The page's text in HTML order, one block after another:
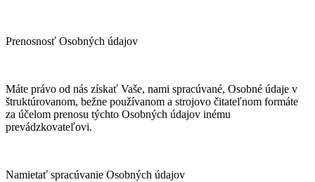
Prenosnosť Osobných údajov
Máte právo od nás získať Vaše, nami spracúvané, Osobné údaje v
štruktúrovanom, bežne používanom a strojovo čitateľnom formáte
za účelom prenosu týchto Osobných údajov inému
prevádzkovateľovi.
Namietať spracúvanie Osobných údajov